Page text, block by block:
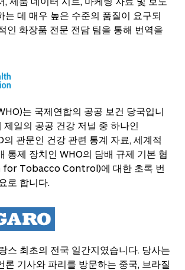
는 데 매우 높은 수준의 품질이 요구되
인 화장품 전문 전담 팀을 통해 번역을
는 국제연합의 공공 보건 당국입니
제일의 공공 건강 저널 중 하나인
관문인 건강 관련 통계 자료, 세계적
통제 장치인 WHO의 담배 규제 기본 협
Tobacco Control)에 대한 초록 번
로 합니다.
스 최초의 전국 일간지였습니다. 당사는
론 기사와 파리를 방문하는 중국, 브라질